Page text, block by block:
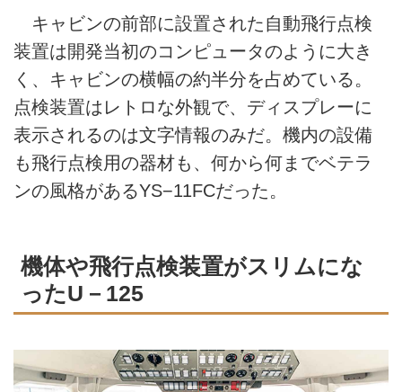
キャビンの前部に設置された自動飛行点検
装置は開発当初のコンピュータのように大き
く、キャビンの横幅の約半分を占めている。
点検装置はレトロな外観で、ディスプレーに
表示されるのは文字情報のみだ。機内の設備
も飛行点検用の器材も、何から何までベテラ
ンの風格があるYS−11FCだった。
機体や飛行点検装置がスリムにな
ったU－125